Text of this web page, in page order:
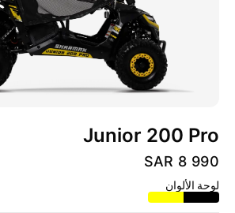
Junior 200 Pro
SAR 8 990
لوحة الألوان